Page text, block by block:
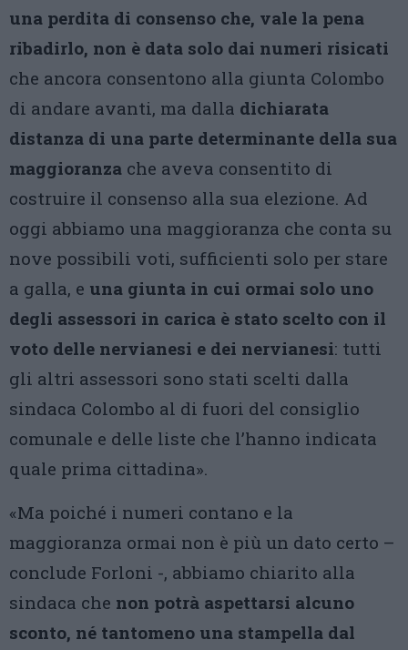
una perdita di consenso che, vale la pena
ribadirlo, non è data solo dai numeri risicati
che ancora consentono alla giunta Colombo
di andare avanti, ma dalla dichiarata
distanza di una parte determinante della sua
maggioranza che aveva consentito di
costruire il consenso alla sua elezione. Ad
oggi abbiamo una maggioranza che conta su
nove possibili voti, sufficienti solo per stare
a galla, e una giunta in cui ormai solo uno
degli assessori in carica è stato scelto con il
voto delle nervianesi e dei nervianesi: tutti
gli altri assessori sono stati scelti dalla
sindaca Colombo al di fuori del consiglio
comunale e delle liste che l’hanno indicata
quale prima cittadina».
«Ma poiché i numeri contano e la
maggioranza ormai non è più un dato certo –
conclude Forloni -, abbiamo chiarito alla
sindaca che non potrà aspettarsi alcuno
sconto, né tantomeno una stampella dal